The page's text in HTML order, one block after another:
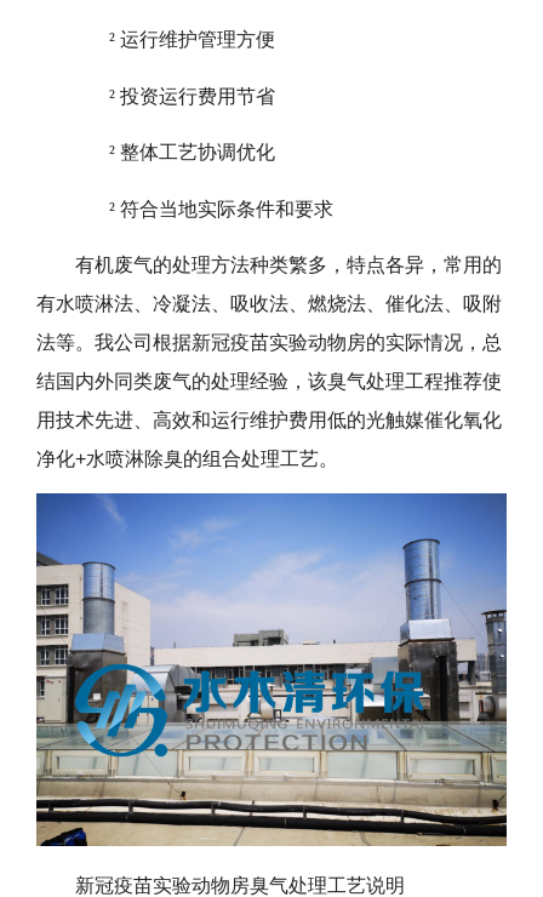
² 运行维护管理方便
² 投资运行费用节省
² 整体工艺协调优化
² 符合当地实际条件和要求
有机废气的处理方法种类繁多，特点各异，常用的
有水喷淋法、冷凝法、吸收法、燃烧法、催化法、吸附
法等。我公司根据新冠疫苗实验动物房的实际情况，总
结国内外同类废气的处理经验，该臭气处理工程推荐使
用技术先进、高效和运行维护费用低的光触媒催化氧化
净化+水喷淋除臭的组合处理工艺。
新冠疫苗实验动物房臭气处理工艺说明